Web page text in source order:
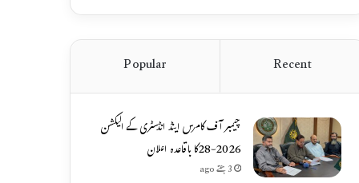
Recent
Popular
چیمبر آف کامرس اینڈ انڈسٹری کے الیکشن
2026-28کا باقاعدہ اعلان
3 ہفتے ago